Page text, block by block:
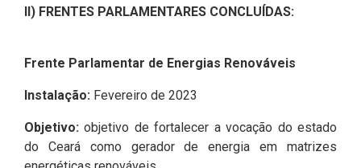
II) FRENTES PARLAMENTARES CONCLUÍDAS:
Frente Parlamentar de Energias Renováveis
Instalação: Fevereiro de 2023
Objetivo: objetivo de fortalecer a vocação do estado
do Ceará como gerador de energia em matrizes